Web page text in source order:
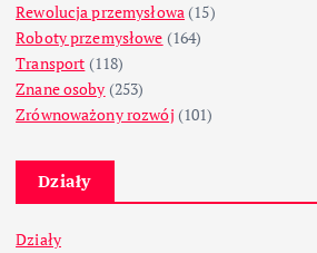
Rewolucja przemysłowa (15)
Roboty przemysłowe (164)
Transport (118)
Znane osoby (253)
Zrównoważony rozwój (101)
Działy
Działy